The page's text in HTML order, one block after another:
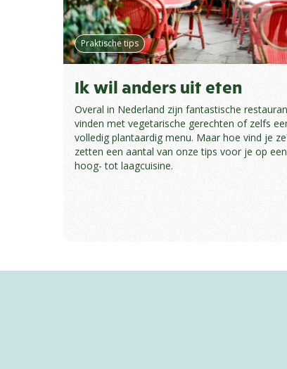
Praktische tips
Ik wil anders uit eten
Overal in Nederland zijn fantastische
vinden met vegetarische gerechten of zelfs
volledig plantaardig menu. Maar hoe vind je
zetten een aantal van onze tips voor je op
hoog- tot laagcuisine.